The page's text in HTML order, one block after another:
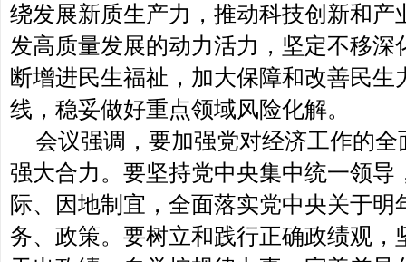
绕发展新质生产力，推动科技创新和产
发高质量发展的动力活力，坚定不移深
断增进民生福祉，加大保障和改善民生
线，稳妥做好重点领域风险化解。
会议强调，要加强党对经济工作的
强大合力。要坚持党中央集中统一领导
际、因地制宜，全面落实党中央关于明
务、政策。要树立和践行正确政绩观，